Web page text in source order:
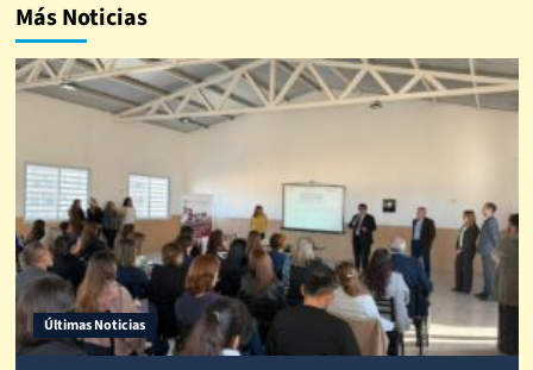
Más Noticias
Últimas Noticias